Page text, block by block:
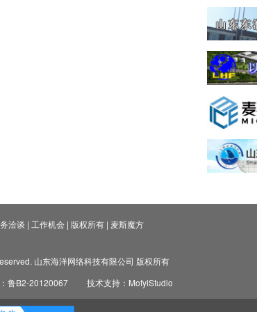
洽谈 | 工作机会| 版权所有| 麦斯魔方
山东海洋网络科技有限公司 版权所有
鲁B2-20120067 技术支持：MofyiStudio